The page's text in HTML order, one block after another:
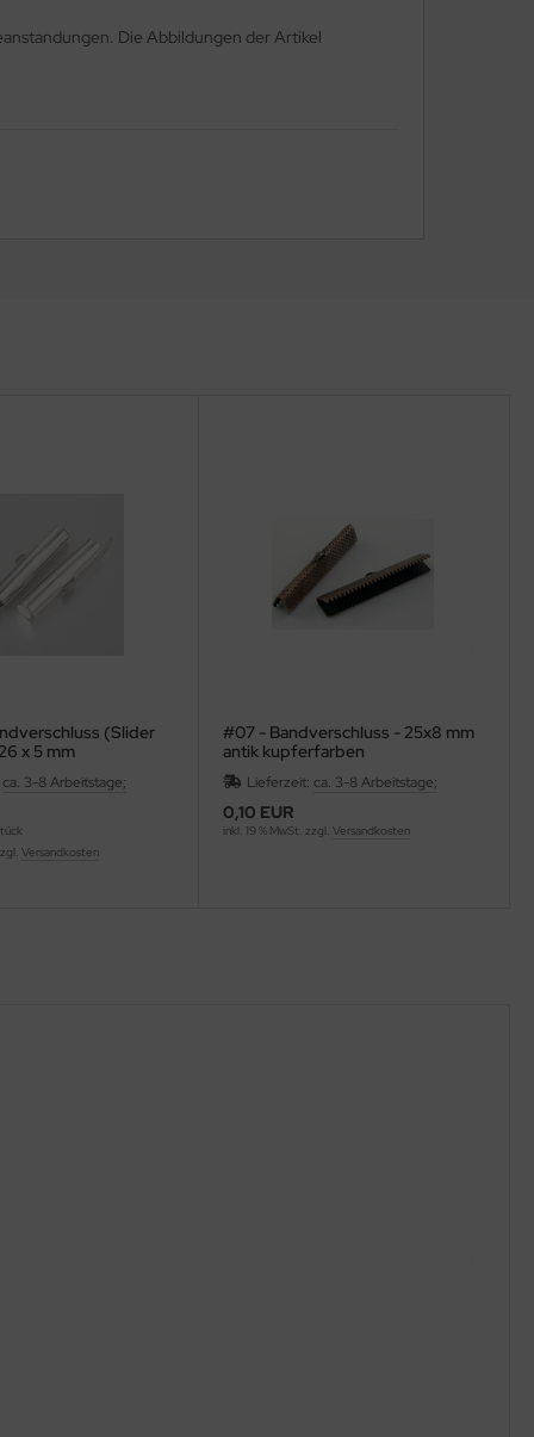
Die Abbildungen der Artikel
(Slider
x 5 mm
ca. 3-8 Arbeitstage;
Versandkosten
#07 - Bandverschluss - 25x8 mm
antik kupferfarben
Lieferzeit: ca. 3-8 Arbeitstage;
0,10 EUR
inkl. 19 % MwSt. zzgl. Versandkosten